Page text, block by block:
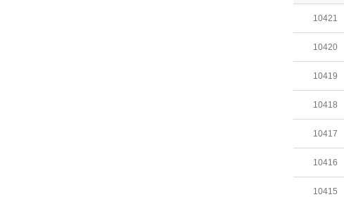
10421
10420
10419
10418
10417
10416
10415